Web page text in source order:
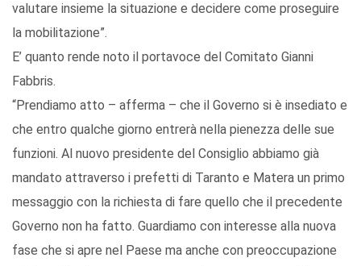
valutare insieme la situazione e decidere come proseguire
la mobilitazione”.
E’ quanto rende noto il portavoce del Comitato Gianni
Fabbris.
“Prendiamo atto – afferma – che il Governo si è insediato e
che entro qualche giorno entrerà nella pienezza delle sue
funzioni. Al nuovo presidente del Consiglio abbiamo già
mandato attraverso i prefetti di Taranto e Matera un primo
messaggio con la richiesta di fare quello che il precedente
Governo non ha fatto. Guardiamo con interesse alla nuova
fase che si apre nel Paese ma anche con preoccupazione